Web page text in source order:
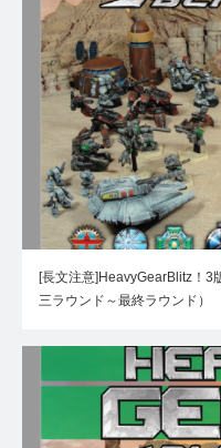
[長文注意]HeavyGearBlitz！
三ラウンド～最終ラウンド）